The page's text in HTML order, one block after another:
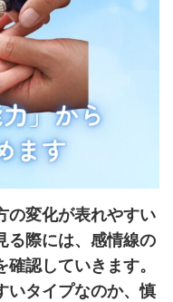
の変化が表れやすい
る際には、感情線の
認していきます。
いタイプなのか、慎